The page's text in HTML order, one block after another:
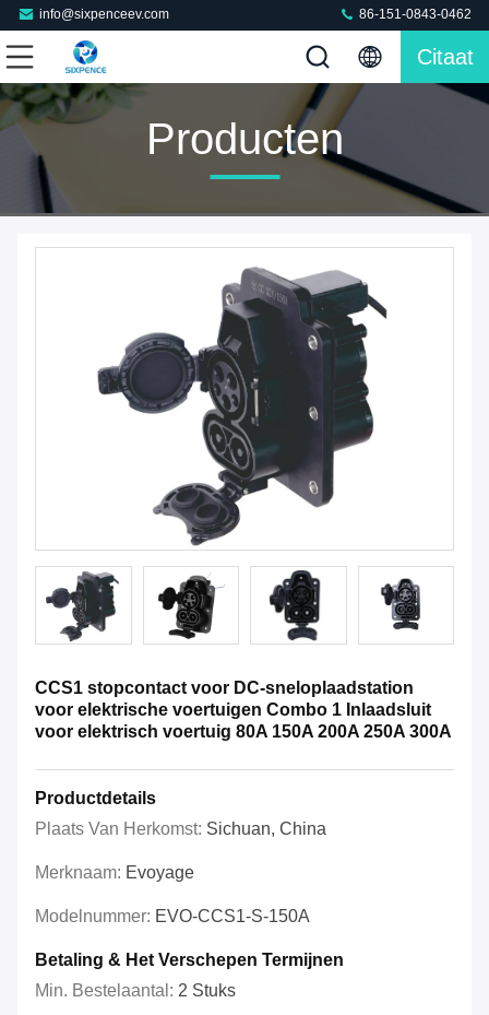
info@sixpenceev.com 86-151-0843-0462
Citaat
Producten
CCS1 stopcontact voor DC-sneloplaadstation
voor elektrische voertuigen Combo 1 Inlaadsluit
voor elektrisch voertuig 80A 150A 200A 250A 300A
Productdetails
Plaats Van Herkomst: Sichuan, China
Merknaam: Evoyage
Modelnummer: EVO-CCS1-S-150A
Betaling & Het Verschepen Termijnen
Min. Bestelaantal: 2 Stuks